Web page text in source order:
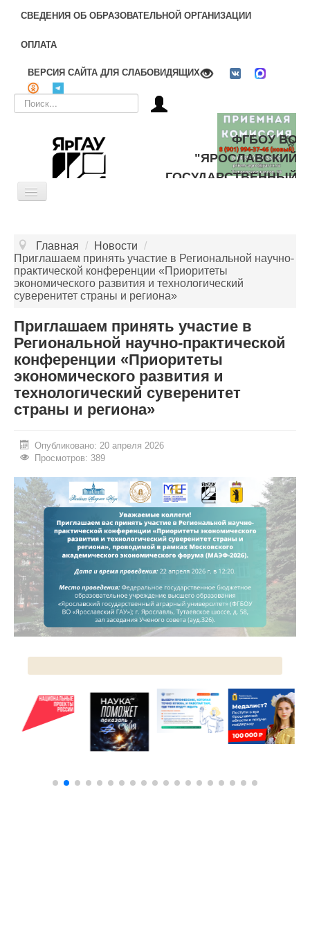
СВЕДЕНИЯ ОБ ОБРАЗОВАТЕЛЬНОЙ ОРГАНИЗАЦИИ
ОПЛАТА
ВЕРСИЯ САЙТА ДЛЯ СЛАБОВИДЯЩИХ
Искать...
ФГБОУ ВО
"ЯРОСЛАВСКИЙ
ГОСУДАРСТВЕННЫЙ
Toggle
ЦЕЛЕВОЕ ОБУЧЕНИЕ
ДОПОЛНИТЕЛЬНОЕ ОБРАЗОВАНИЕ
БИБЛИОТЕКА
ИНОСТРАННЫМ ГРАЖДАНАМ
#БЕРЕГИЗДОРОВЬЕ
АБИТУРИЕНТУ
КОНКУРСНЫЕ СПИСКИ
ПОДГОТОВИТЕЛЬНОЕ ОТДЕЛЕНИЕ ДЛЯ ИНОСТРАНЦЕВ
ВЫПУСКНИКУ
ПРИКАЗЫ О ЗАЧИСЛЕНИИ
ЦЕНТР КОМПЕТЕНЦИЙ
НОВОСТИ
ОБРАЗОВАНИЕ
РАБОТА В УНИВЕРСИТЕТЕ
НАЦИОНАЛЬНЫЕ ПРОЕКТЫ РОССИИ
МАСТЕР-КЛАССЫ
ЕДИНОЕ ОКНО
НАУКА И МЕЖДУНАРОДНАЯ ДЕЯТЕЛЬНОСТЬ
СТИПЕНДИАЛЬНЫЕ ПРОГРАММЫ
Главная / Новости /
Приглашаем принять участие в Региональной научно-
практической конференции «Приоритеты
экономического развития и технологический
суверенитет страны и региона»
Приглашаем принять участие в
Региональной научно-практической
конференции «Приоритеты
экономического развития и
технологический суверенитет
страны и региона»
Опубликовано: 20 апреля 2026
Просмотров: 389